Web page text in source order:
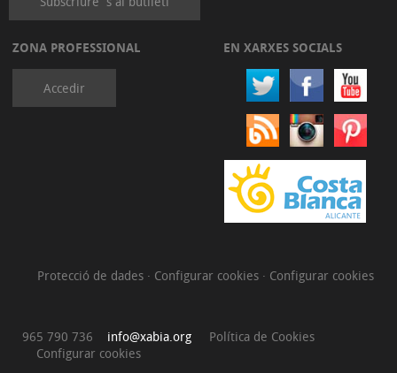
ZONA PROFESSIONAL
Accedir
EN XARXES SOCIALS
Protecció de dades · Configurar cookies · Configurar cookies
965 790 736 info@xabia.org
Política de Cookies
Configurar cookies